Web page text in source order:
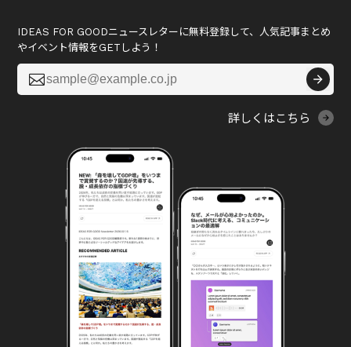
IDEAS FOR GOODニュースレターに無料登録して、人気記事まとめ
やイベント情報をGETしよう！

詳しくはこちら